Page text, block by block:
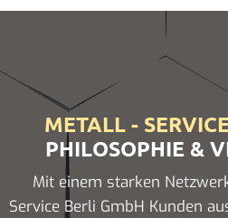
METALL -
PHILOSOPHIE &
Mit einem starken
Service Berli GmbH Kunden